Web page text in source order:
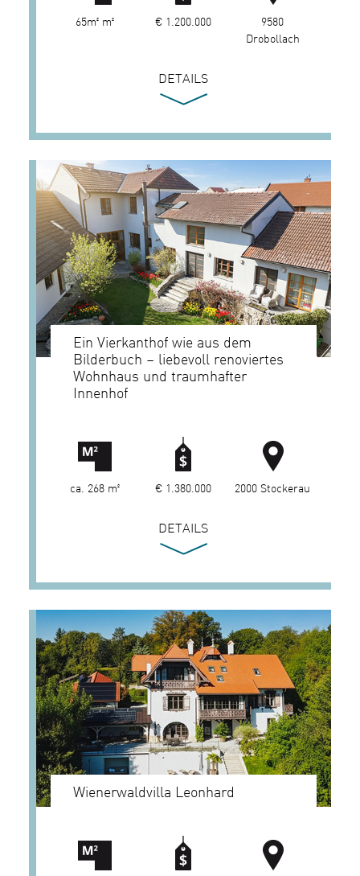
65m² m² € 1.200.000
9580
Drobollach
DETAILS
Ein Vierkanthof wie aus dem
Bilderbuch – liebevoll renoviertes
Wohnhaus und traumhafter
Innenhof
ca. 268 m² € 1.380.000 2000 Stockerau
DETAILS
Wienerwaldvilla Leonhard